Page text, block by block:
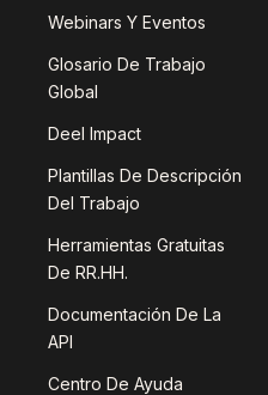
Webinars Y Eventos
Glosario De Trabajo
Global
Deel Impact
Plantillas De Descripción
Del Trabajo
Herramientas Gratuitas
De RR.HH.
Documentación De La
API
Centro De Ayuda